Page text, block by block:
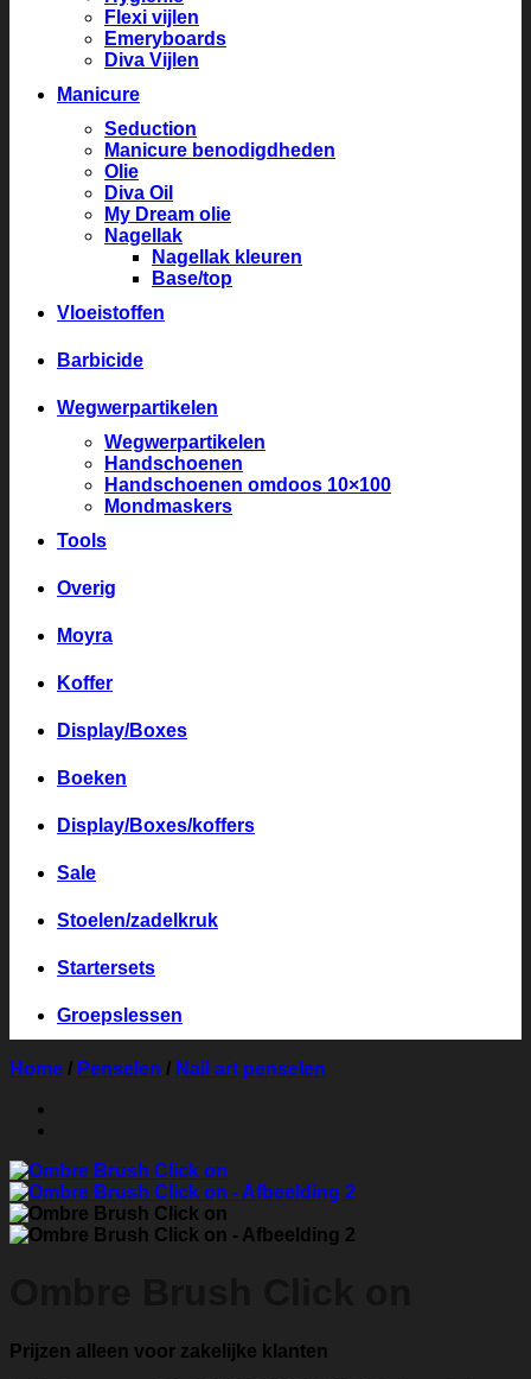
Flexi vijlen
Emeryboards
Diva Vijlen
Manicure
Seduction
Manicure benodigdheden
Olie
Diva Oil
My Dream olie
Nagellak
Nagellak kleuren
Base/top
Vloeistoffen
Barbicide
Wegwerpartikelen
Wegwerpartikelen
Handschoenen
Handschoenen omdoos 10×100
Mondmaskers
Tools
Overig
Moyra
Koffer
Display/Boxes
Boeken
Display/Boxes/koffers
Sale
Stoelen/zadelkruk
Startersets
Groepslessen
Home / Penselen / Nail art penselen
Prijzen alleen voor zakelijke klanten